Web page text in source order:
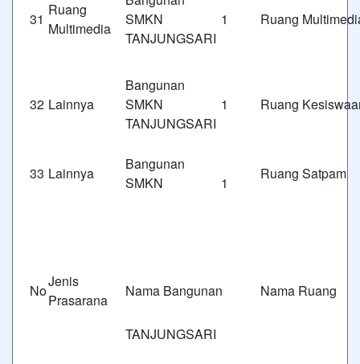
31
Ruang
Multimedia
SMKN 1
TANJUNGSARI
Ruang
32 Lainnya
Bangunan
SMKN 1
TANJUNGSARI
Ruang
33 Lainnya
Bangunan
SMKN 1
Ruang Satpam
No
Jenis
Prasarana
Nama Bangunan Nama Ruang
TANJUNGSARI